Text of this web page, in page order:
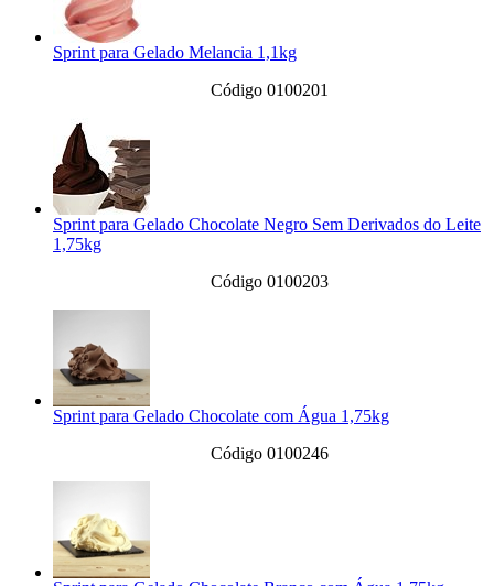
Sprint para Gelado Melancia 1,1kg
Código 0100201
Sprint para Gelado Chocolate Negro Sem Derivados do Leite
1,75kg
Código 0100203
Sprint para Gelado Chocolate com Água 1,75kg
Código 0100246